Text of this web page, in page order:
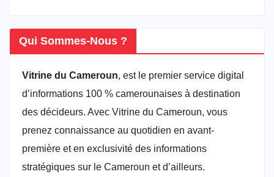
Qui Sommes-Nous ?
Vitrine du Cameroun, est le premier service digital
d’informations 100 % camerounaises à destination
des décideurs. Avec Vitrine du Cameroun, vous
prenez connaissance au quotidien en avant-
première et en exclusivité des informations
stratégiques sur le Cameroun et d’ailleurs.